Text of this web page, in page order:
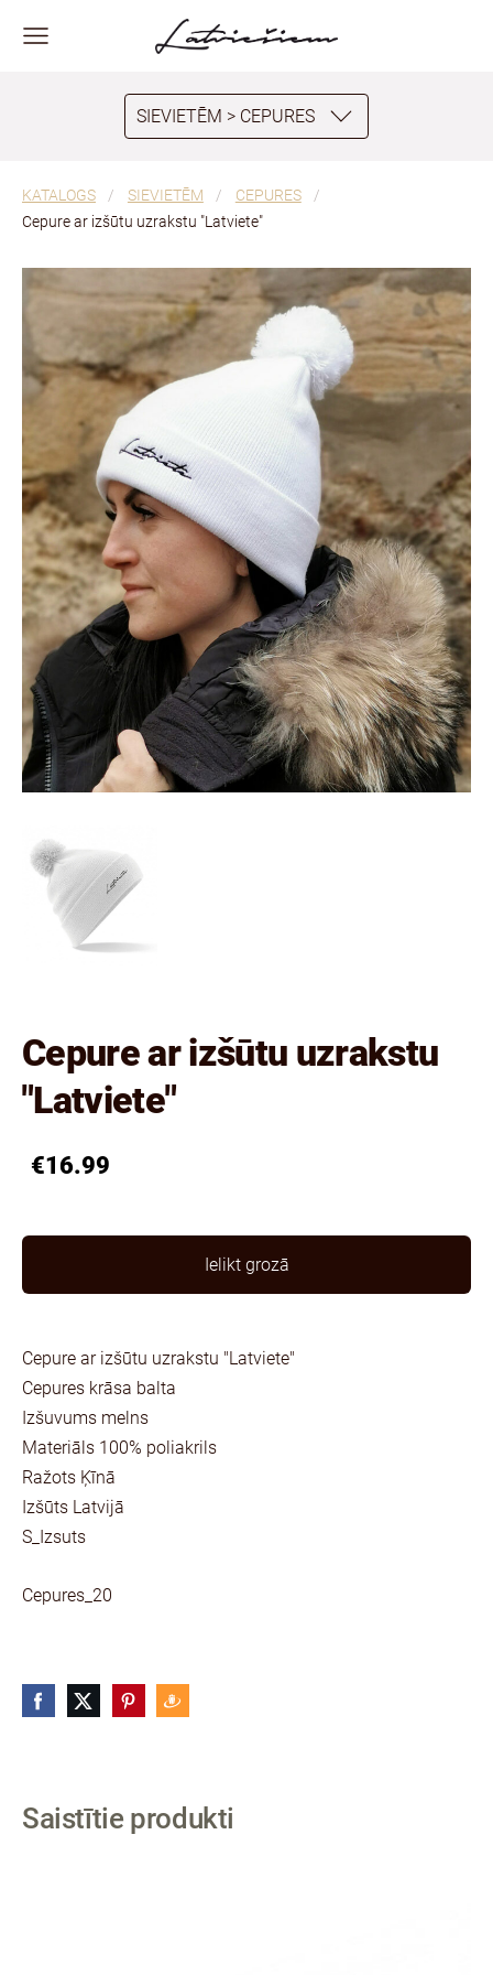
SIEVIETĒM > CEPURES
KATALOGS SIEVIETĒM
CEPURES
Cepure ar izšūtu uzrakstu "Latviete"
Cepure ar izšūtu uzrakstu
"Latviete"
€16.99
Ielikt grozā
Cepure ar izšūtu uzrakstu "Latviete"
Cepures krāsa balta
Izšuvums melns
Materiāls 100% poliakrils
Ražots Ķīnā
Izšūts Latvijā
S_Izsuts
Cepures_20
Saistītie produkti